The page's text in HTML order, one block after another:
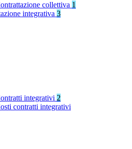
collettiva 1
integrativa 3
integrativi 2
contratti integrativi